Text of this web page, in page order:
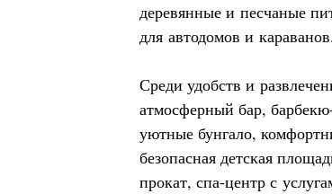
деревянные и песчаные
для автодомов и караванов.
Среди удобств и
атмосферный бар,
уютные бунгало,
безопасная детская
прокат, спа-центр с